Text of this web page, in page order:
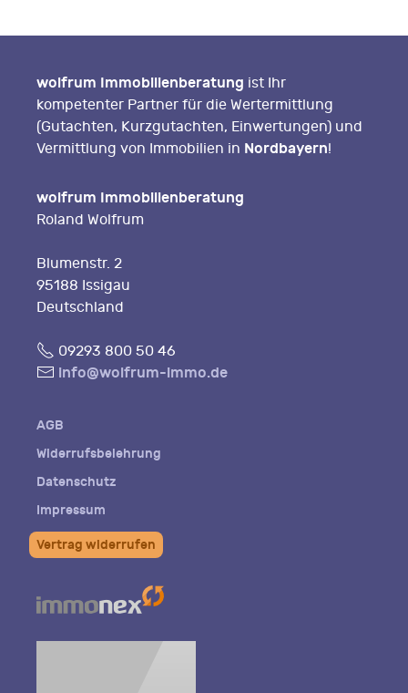
wolfrum Immobilienberatung ist Ihr
kompetenter Partner für die Wertermittlung
(Gutachten, Kurzgutachten, Einwertungen) und
Vermittlung von Immobilien in Nordbayern!
wolfrum Immobilienberatung
Roland Wolfrum
Blumenstr. 2
95188 Issigau
Deutschland
Fon09293 800 50 46
E- info@wolfrum-immo.de
AGB
Widerrufsbelehrung
Datenschutz
Impressum
Vertrag widerrufen